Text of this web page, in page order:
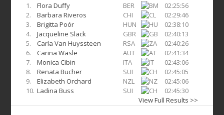
1. Flora Duffy BER
02:25:56
2.
Barbara Riveros CHI
02:29:46
3.
Brigitta Poór HUN
02:38:10
4.
Jacqueline Slack GBR
02:40:13
5.
Carla Van Huyssteen RSA
02:40:26
6.
Carina Wasle AUT
02:41:34
7.
Monica Cibin ITA
02:43:06
8.
Renata Bucher SUI
02:45:05
9.
Elizabeth Orchard NZL
02:45:06
10. Ladina Buss SUI
02:45:30
View Full Results >>